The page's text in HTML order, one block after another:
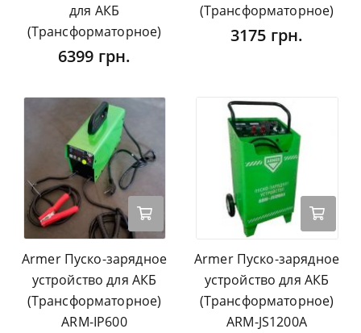
для АКБ
(Трансформаторное)
6399 грн.
(Трансформаторное)
3175 грн.
Armer Пуско-зарядное
устройство для АКБ
(Трансформаторное)
ARM-IP600
Armer Пуско-зарядное
устройство для АКБ
(Трансформаторное)
ARM-JS1200A